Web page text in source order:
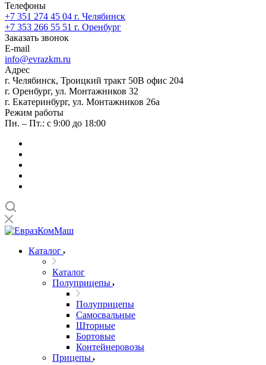
Телефоны
+7 351 274 45 04 г. Челябинск
+7 353 266 55 51 г. Оренбург
Заказать звонок
E-mail
info@evrazkm.ru
Адрес
г. Челябинск, Троицкий тракт 50В офис 204
г. Оренбург, ул. Монтажников 32
г. Екатеринбург, ул. Монтажников 26а
Режим работы
Пн. – Пт.: с 9:00 до 18:00
Каталог
Каталог
Полуприцепы
Полуприцепы
Самосвальные
Шторные
Бортовые
Контейнеровозы
Прицепы